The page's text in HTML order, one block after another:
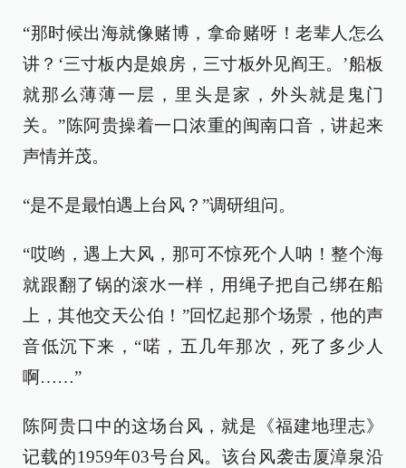
“那时候出海就像赌博，拿命赌呀！老辈人怎么
讲？‘三寸板内是娘房，三寸板外见阎王。’船板
就那么薄薄一层，里头是家，外头就是鬼门
关。”陈阿贵操着一口浓重的闽南口音，讲起来
声情并茂。
“是不是最怕遇上台风？”调研组问。
“哎哟，遇上大风，那可不惊死个人呐！整个海
就跟翻了锅的滚水一样，用绳子把自己绑在船
上，其他交天公伯！”回忆起那个场景，他的声
音低沉下来，“喏，五几年那次，死了多少人
啊……”
陈阿贵口中的这场台风，就是《福建地理志》
记载的1959年03号台风。该台风袭击厦漳泉沿